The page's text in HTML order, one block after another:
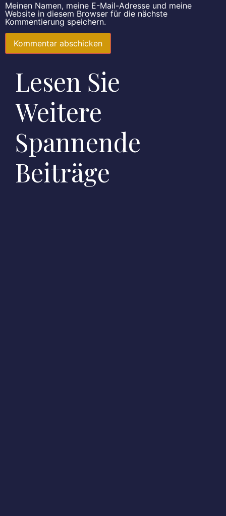
Meinen Namen, meine E-Mail-Adresse und meine
Website in diesem Browser für die nächste
Kommentierung speichern.
Lesen Sie
Weitere
Spannende
Beiträge